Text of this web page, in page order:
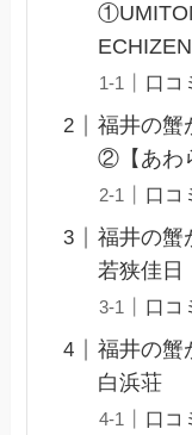
ECHIZEN
口コ
福井の蟹
②【あわ
口コ
福井の蟹
若狭佳日
口コ
福井の蟹
白浜荘
口コ